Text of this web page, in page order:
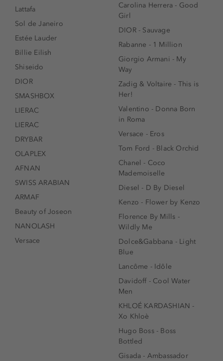
Lattafa
Sol de Janeiro
Estée Lauder
Billie Eilish
Shiseido
DIOR
SMASHBOX
LIERAC
LIERAC
DRYBAR
OLAPLEX
AFNAN
SWISS ARABIAN
ARMAF
Beauty of Joseon
NANOLASH
Versace
Carolina Herrera - Good
Girl
DIOR - Sauvage
Rabanne - 1 Million
Giorgio Armani - My
Way
Zadig & Voltaire - This is
Her!
Valentino - Donna Born
in Roma
Versace - Eros
Tom Ford - Black Orchid
Chanel - Coco
Mademoiselle
Diesel - D By Diesel
Kenzo - Flower by Kenzo
Florence By Mills -
Wildly Me
Dolce&Gabbana - Light
Blue
Lancôme - Idôle
Davidoff - Cool Water
Men
KHLOÉ KARDASHIAN -
Xo Khloè
Hugo Boss - Boss
Bottled
Gisada - Ambassador